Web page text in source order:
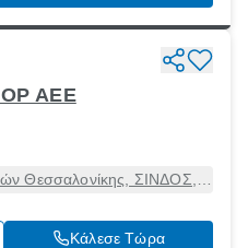
ΑΕΕ
Θεσσαλονίκης, ΣΙΝΔΟΣ,
57400
Κάλεσε Τώρα